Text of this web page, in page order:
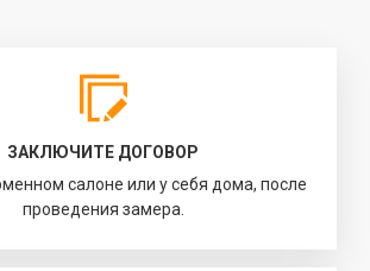
ЗАКЛЮЧИТЕ ДОГОВОР
салоне или у себя дома, после
проведения замера.